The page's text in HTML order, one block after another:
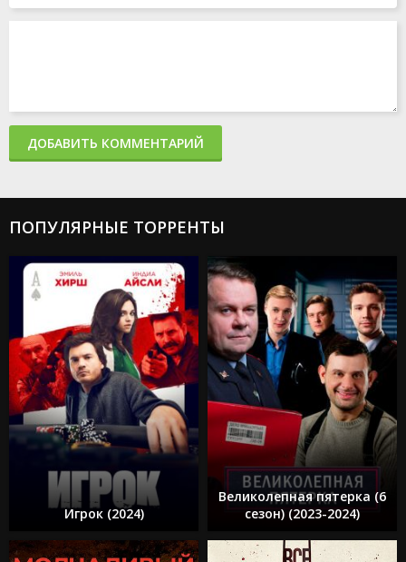
ДОБАВИТЬ КОММЕНТАРИЙ
ПОПУЛЯРНЫЕ ТОРРЕНТЫ
Игрок (2024)
Великолепная пятерка (6
сезон) (2023-2024)